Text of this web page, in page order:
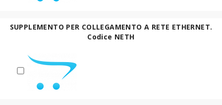
SUPPLEMENTO PER COLLEGAMENTO A RETE ETHERNET.
Codice NETH